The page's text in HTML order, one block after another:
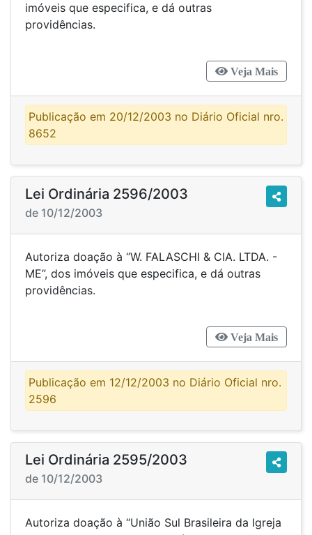
imóveis que especifica, e dá outras
providências.
Veja Mais
Publicação em 20/12/2003 no Diário Oficial nro.
8652
Lei Ordinária 2596/2003
de 10/12/2003
Autoriza doação à “W. FALASCHI & CIA. LTDA. -
ME”, dos imóveis que especifica, e dá outras
providências.
Veja Mais
Publicação em 12/12/2003 no Diário Oficial nro.
2596
Lei Ordinária 2595/2003
de 10/12/2003
Autoriza doação à “União Sul Brasileira da Igreja